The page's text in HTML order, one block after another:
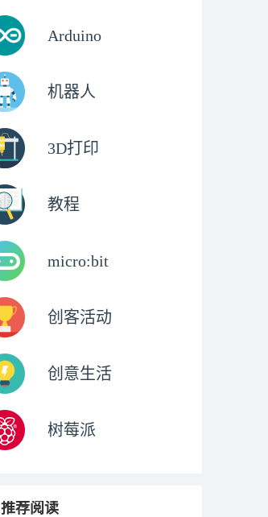
Arduino
机器人
3D打印
教程
micro:bit
创客活动
创意生活
树莓派
推荐阅读